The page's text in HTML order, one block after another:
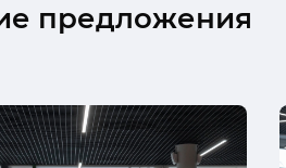
предложения